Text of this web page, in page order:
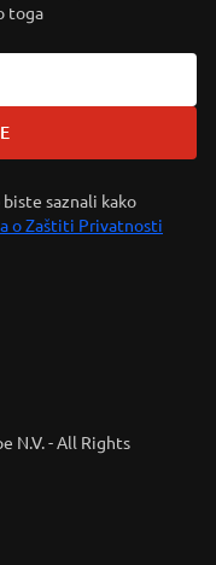
toga
saznali kako
o Zaštiti Privatnosti
N.V. - All Rights